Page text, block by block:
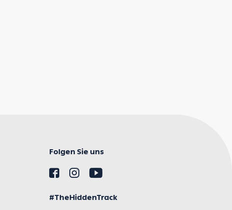
Folgen Sie uns
#TheHiddenTrack